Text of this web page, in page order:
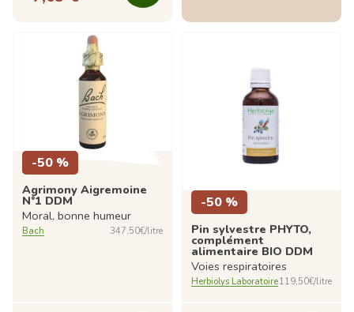
-50 %
Agrimony Aigremoine
N°1 DDM
Moral, bonne humeur
Bach 347,50€/litre
-50 %
Pin sylvestre PHYTO,
complément
alimentaire BIO DDM
Voies respiratoires
Herbiolys Laboratoire119,50€/litre